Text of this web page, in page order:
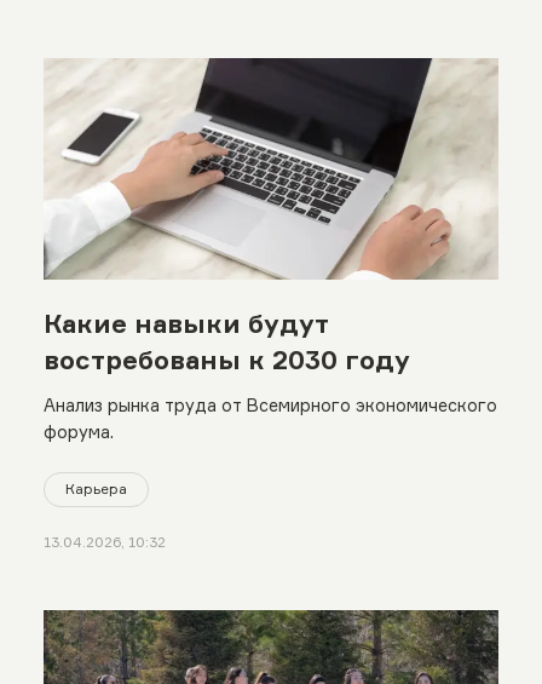
Какие навыки будут
востребованы к 2030 году
Анализ рынка труда от Всемирного экономического
форума.
Карьера
13.04.2026, 10:32